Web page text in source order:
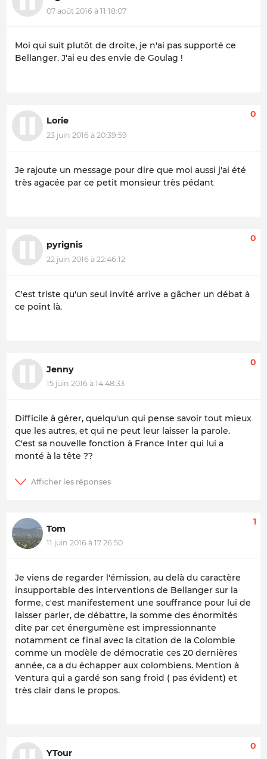
07 août 2016 à 11:18:07
Moi qui suit plutôt de droite, je n'ai pas supporté ce
Bellanger. J'ai eu des envie de Goulag !
Lorie
23 juin 2016 à 20:39:59
0
Je rajoute un message pour dire que moi aussi j'ai été
très agacée par ce petit monsieur très pédant
pyrignis
22 juin 2016 à 22:46:12
0
C'est triste qu'un seul invité arrive a gâcher un débat à
ce point là.
Jenny
15 juin 2016 à 14:48:33
0
Difficile à gérer, quelqu'un qui pense savoir tout mieux
que les autres, et qui ne peut leur laisser la parole.
C'est sa nouvelle fonction à France Inter qui lui a
monté à la tête ??
Tom
11 juin 2016 à 17:26:50
1
Je viens de regarder l'émission, au delà du caractère
insupportable des interventions de Bellanger sur la
forme, c'est manifestement une souffrance pour lui de
laisser parler, de débattre, la somme des énormités
dite par cet énergumène est impressionnante
notamment ce final avec la citation de la Colombie
comme un modèle de démocratie ces 20 dernières
année, ca a du échapper aux colombiens. Mention à
Ventura qui a gardé son sang froid ( pas évident) et
très clair dans le propos.
YTour
0